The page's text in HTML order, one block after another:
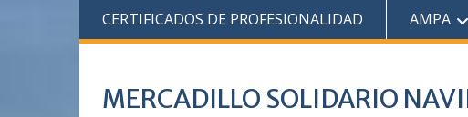
CERTIFICADOS DE PROFESIONALIDAD
AMPA
MERCADILLO SOLIDARIO